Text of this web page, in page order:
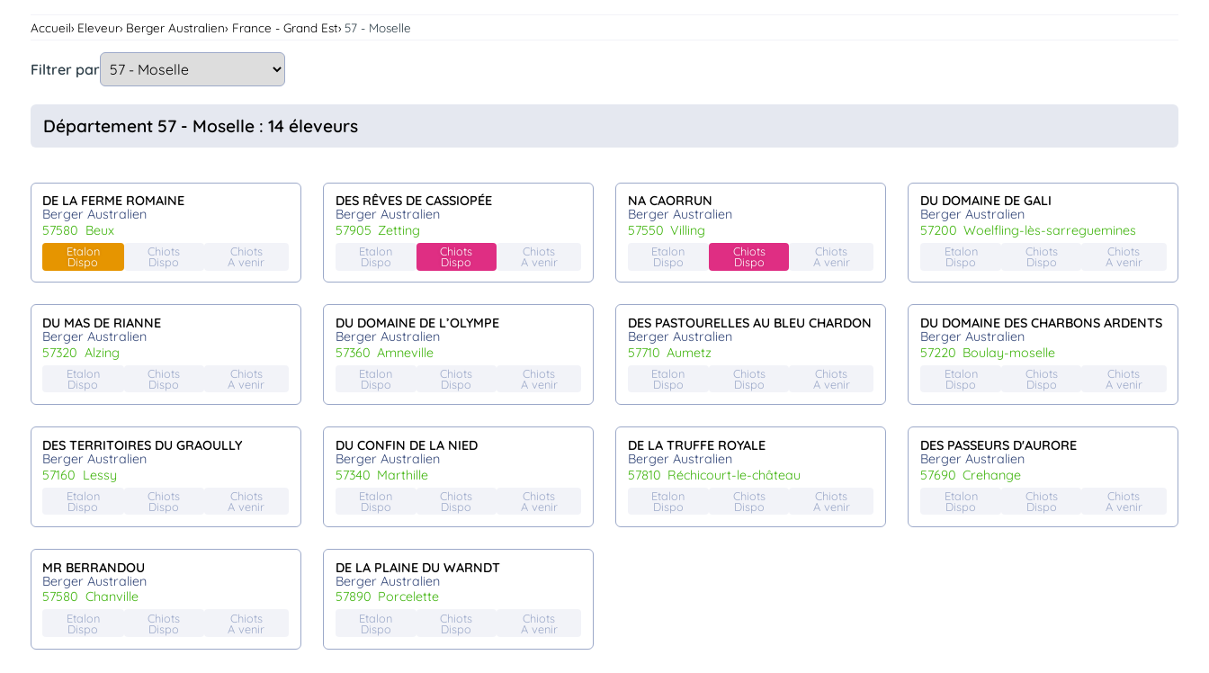
Connexion
Accueil Eleveur Berger Australien France - Grand Est 57 - Moselle
Filtrer par
Département 57 - Moselle : 14 éleveurs
DE LA FERME ROMAINE
Berger Australien
57580
beux
Etalon
Dispo
Chiots
Dispo
Chiots
A venir
DES RÊVES DE CASSIOPÉE
Berger Australien
57905
zetting
Etalon
Dispo
Chiots
Dispo
Chiots
A venir
NA CAORRUN
Berger Australien
57550
villing
Etalon
Dispo
Chiots
Dispo
Chiots
A venir
DU DOMAINE DE GALI
Berger Australien
57200
woelfling-lès-sarreguemines
Etalon
Dispo
Chiots
Dispo
Chiots
A venir
DU MAS DE RIANNE
Berger Australien
57320
alzing
Etalon
Dispo
Chiots
Dispo
Chiots
A venir
DU DOMAINE DE L’OLYMPE
Berger Australien
57360
amneville
Etalon
Dispo
Chiots
Dispo
Chiots
A venir
DES PASTOURELLES AU BLEU CHARDON
Berger Australien
57710
aumetz
Etalon
Dispo
Chiots
Dispo
Chiots
A venir
DU DOMAINE DES CHARBONS ARDENTS
Berger Australien
57220
boulay-moselle
Etalon
Dispo
Chiots
Dispo
Chiots
A venir
DES TERRITOIRES DU GRAOULLY
Berger Australien
57160
lessy
Etalon
Dispo
Chiots
Dispo
Chiots
A venir
DU CONFIN DE LA NIED
Berger Australien
57340
marthille
Etalon
Dispo
Chiots
Dispo
Chiots
A venir
DE LA TRUFFE ROYALE
Berger Australien
57810
réchicourt-le-château
Etalon
Dispo
Chiots
Dispo
Chiots
A venir
DES PASSEURS D'AURORE
Berger Australien
57690
crehange
Etalon
Dispo
Chiots
Dispo
Chiots
A venir
MR BERRANDOU
Berger Australien
57580
chanville
Etalon
Dispo
Chiots
Dispo
Chiots
A venir
DE LA PLAINE DU WARNDT
Berger Australien
57890
porcelette
Etalon
Dispo
Chiots
Dispo
Chiots
A venir